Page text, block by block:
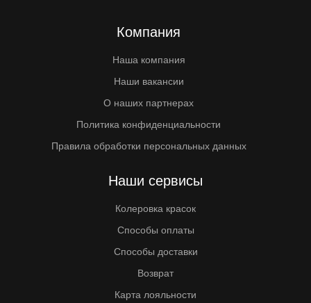
Компания
Наша компания
Наши вакансии
О наших партнерах
Политика конфиденциальности
Правила обработки персональных данных
Наши сервисы
Колеровка красок
Способы оплаты
Способы доставки
Возврат
Карта лояльности